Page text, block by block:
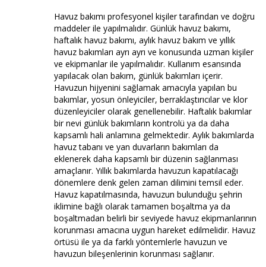
Havuz bakımı profesyonel kişiler tarafından ve doğru
maddeler ile yapılmalıdır. Günlük havuz bakımı,
haftalık havuz bakımı, aylık havuz bakım ve yıllık
havuz bakımları ayrı ayrı ve konusunda uzman kişiler
ve ekipmanlar ile yapılmalıdır. Kullanım esansında
yapılacak olan bakım, günlük bakımları içerir.
Havuzun hijyenini sağlamak amacıyla yapılan bu
bakımlar, yosun önleyiciler, berraklaştırıcılar ve klor
düzenleyiciler olarak genellenebilir. Haftalık bakımlar
bir nevi günlük bakımların kontrolü ya da daha
kapsamlı hali anlamına gelmektedir. Aylık bakımlarda
havuz tabanı ve yan duvarların bakımları da
eklenerek daha kapsamlı bir düzenin sağlanması
amaçlanır. Yıllık bakımlarda havuzun kapatılacağı
dönemlere denk gelen zaman dilimini temsil eder.
Havuz kapatılmasında, havuzun bulunduğu şehrin
iklimine bağlı olarak tamamen boşaltma ya da
boşaltmadan belirli bir seviyede havuz ekipmanlarının
korunması amacına uygun hareket edilmelidir. Havuz
örtüsü ile ya da farklı yöntemlerle havuzun ve
havuzun bileşenlerinin korunması sağlanır.